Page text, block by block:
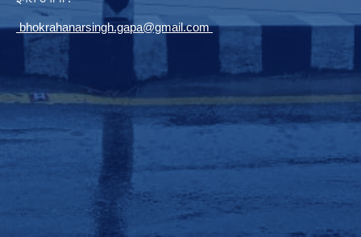
bhokrahanarsingh.gapa@gmail.com